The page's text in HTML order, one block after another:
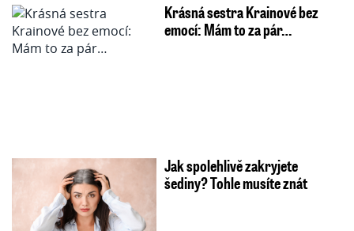
Krásná sestra Krainové bez
emocí: Mám to za pár…
Jak spolehlivě zakryjete
šediny? Tohle musíte znát